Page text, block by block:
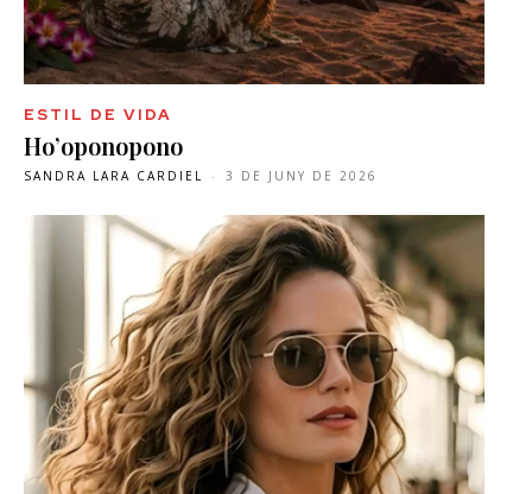
ESTIL DE VIDA
Ho’oponopono
SANDRA LARA CARDIEL - 3 DE JUNY DE 2026